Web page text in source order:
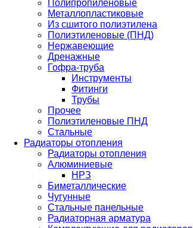
Полипропиленовые
Металлопластиковые
Из сшитого полиэтилена
Полиэтиленовые (ПНД)
Нержавеющие
Дренажные
Гофра-труба
Инструменты
Фитинги
Трубы
Прочее
Полиэтиленовые ПНД
Стальные
Радиаторы отопления
Радиаторы отопления
Алюминиевые
НРЗ
Биметаллические
Чугунные
Стальные панельные
Радиаторная арматура